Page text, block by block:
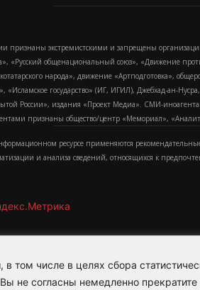
том числе в целях сбора
не согласны немедленно прекратите
признаны экстремистскими и запрещены
«Русский общенациональный союз», «Движение
народа», движение «Артподготовка»,
«Исламское государство» (ИГ, ИГИЛ), Джебхад-ан-
России», издания «Проект Медиа». СМИ-
признаны общество/центр «Мемориал»,
ресурсе применяются
и анализа сведений, относящихся к
Информационное агентство МедиаПоток